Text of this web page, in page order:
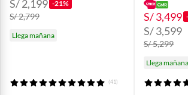
S/ 2,199 -21%
S/ 2,799
Llega mañana
(41)
S/ 3,499
S/ 3,599
S/ 5,299
Llega mañana